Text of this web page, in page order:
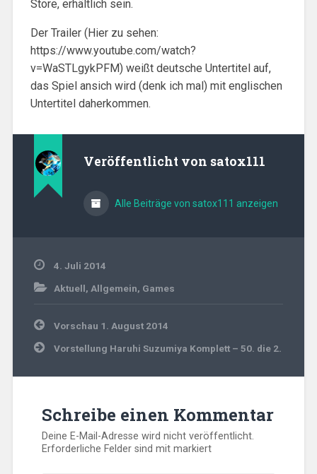
Store, erhältlich sein.
Der Trailer (Hier zu sehen:
https://www.youtube.com/watch?
v=WaSTLgykPFM) weißt deutsche Untertitel auf,
das Spiel ansich wird (denk ich mal) mit englischen
Untertitel daherkommen.
Veröffentlicht von satox111
Alle Beiträge von satox111 anzeigen
4. Juli 2014
Aktuell, Allgemein, Games
Beitragsnavigation
Vorschau 1. August 2014
Vorstellung Haruhi Suzumiya Komplett – 50. die 2.
Schreibe einen Kommentar
Deine E-Mail-Adresse wird nicht veröffentlicht.
Erforderliche Felder sind mitmarkiert